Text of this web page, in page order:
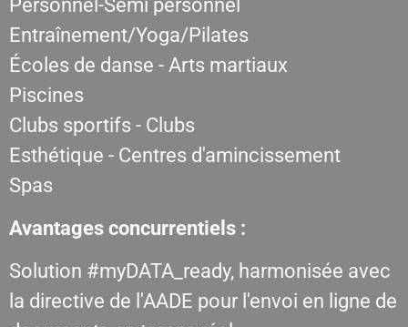
Personnel-Semi personnel
Entraînement/Yoga/Pilates
Écoles de danse - Arts martiaux
Piscines
Clubs sportifs - Clubs
Esthétique - Centres d'amincissement
Spas
Avantages concurrentiels :
Solution #myDATA_ready, harmonisée avec
la directive de l'AADE pour l'envoi en ligne de